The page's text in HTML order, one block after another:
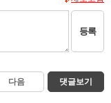
등록
다음 댓글보기